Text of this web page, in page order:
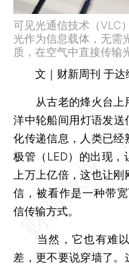
可见光通信技术（VLC
光作为信息载体，无需
质，在空气中直接传输
文｜财新周刊 于达
从古老的烽火台上
洋中轮船间用灯语发
化传递信息，人类已
极管（LED）的出现，
上万上亿倍，这也让
信，被看作是一种带
信传输方式。
当然，它也有难
差，更不要说穿墙了